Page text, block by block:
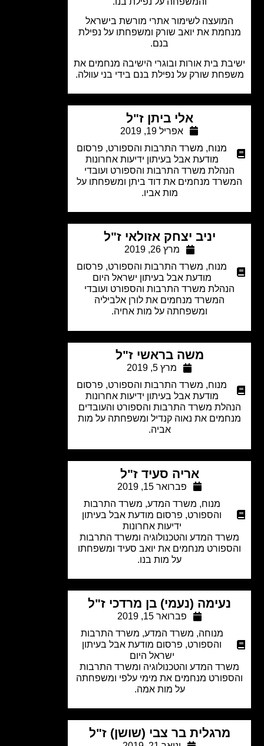
המועצה לשימור אתרי מורשת בישראל
את יואב שורק ומשפחתו על נפילת
בית אורות ובוגרי הישיבה מנחמים את
שורק על נפילת בנם בידי בני עוולה.
אלי ביתן ז"ל
אפריל 19, 2019
מנוח, משרד התרבות והספורט,פרסום
מודעת אבל בעיתון ידיעות אחרונות
משרד התרבות והספורט ועובדי
מנחמים את דוד ביתן ומשפחתו על
מות אביו.
יניב יצחק אזולאי ז"ל
מרץ 26, 2019
מנוח, משרד התרבות והספורט,פרסום
מודעת אבל בעיתון ישראל היום
משרד התרבות והספורט ועובדי
המשרד מנחמים את לורן אלביליה
ומשפחתה על מות אחיה.
משה בראשי ז"ל
מרץ 5, 2019
מנוח, משרד התרבות והספורט,פרסום
מודעת אבל בעיתון ידיעות אחרונות
משרד התרבות והספורט והעובדים
את נאוה קנדיל ומשפחתה על מות
אריה סעיד ז"ל
פברואר 15, 2019
משרד המדע,משרד התרבות
והספורט,פרסום מודעת אבל בעיתון
ידיעות אחרונות
המדע והטכנולוגיה ומשרד התרבות
מנחמים את יואב סעיד ומשפחתו
על מות בנו.
נעימה (נעמי) בן מרדכי ז"ל
פברואר 15, 2019
משרד המדע,משרד התרבות
והספורט,פרסום מודעת אבל בעיתון
ישראל היום
המדע והטכנולוגיה ומשרד התרבות
מנחמים את מימי עלפי ומשפחתה
על מות אמה.
מרגלית בר צבי (שושן) ז"ל